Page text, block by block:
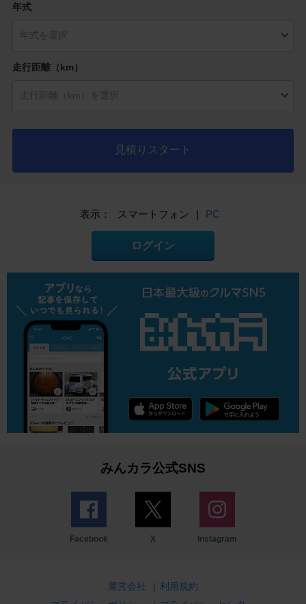
年式
走行距離（km）
見積りスタート
表示： スマートフォン | PC
ログイン
みんカラ公式SNS
Facebook X Instagram
運営会社 | 利用規約